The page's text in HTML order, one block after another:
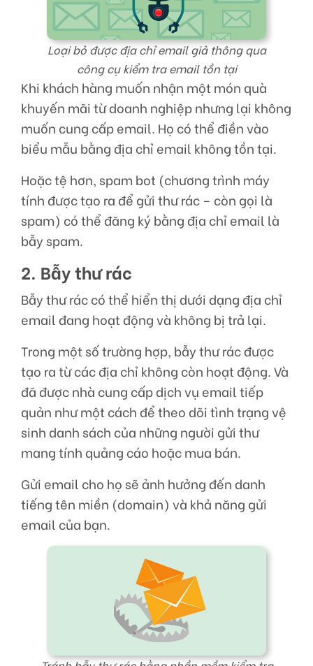
Loại bỏ được địa chỉ email giả thông qua
công cụ kiểm tra email tồn tại
Khi khách hàng muốn nhận một món quà
khuyến mãi từ doanh nghiệp nhưng lại không
muốn cung cấp email. Họ có thể điền vào
biểu mẫu bằng địa chỉ email không tồn tại.
Hoặc tệ hơn, spam bot (chương trình máy
tính được tạo ra để gửi thư rác – còn gọi là
spam) có thể đăng ký bằng địa chỉ email là
bẫy spam.
2. Bẫy thư rác
Bẫy thư rác có thể hiển thị dưới dạng địa chỉ
email đang hoạt động và không bị trả lại.
Trong một số trường hợp, bẫy thư rác được
tạo ra từ các địa chỉ không còn hoạt động. Và
đã được nhà cung cấp dịch vụ email tiếp
quản như một cách để theo dõi tình trạng vệ
sinh danh sách của những người gửi thư
mang tính quảng cáo hoặc mua bán.
Gửi email cho họ sẽ ảnh hưởng đến danh
tiếng tên miền (domain) và khả năng gửi
email của bạn.